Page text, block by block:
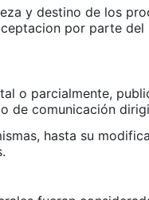
y destino de los
por parte
o parcialmente,
de comunicación
hasta su